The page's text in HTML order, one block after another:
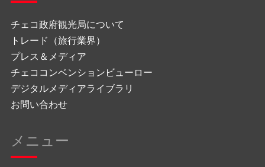
チェコ政府観光局について
トレード（旅行業界）
プレス＆メディア
チェココンベンションビューロー
デジタルメディアライブラリ
お問い合わせ
メニュー